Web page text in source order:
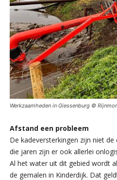
Werkzaamheden in Giessenburg ©
Afstand een probleem
De kadeversterkingen zijn niet
die jaren zijn er ook allerlei
Al het water uit dit gebied wordt
de gemalen in Kinderdijk. Dat